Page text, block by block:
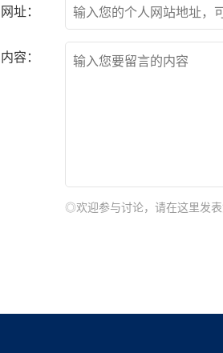
网址：
内容：
◎欢迎参与讨论，请在这里发表